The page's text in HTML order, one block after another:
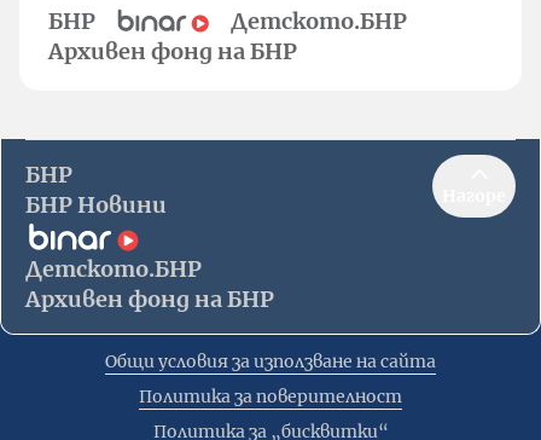
БНР
Детското.БНР
Архивен фонд на БНР
БНР
БНР Новини
Детското.БНР
Архивен фонд на БНР
Общи условия за използване на сайта
Политика за поверителност
Политика за „бисквитки“